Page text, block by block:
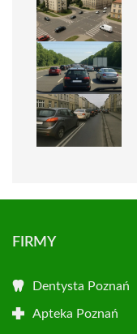
FIRMY
Dentysta Poznań
Apteka Poznań